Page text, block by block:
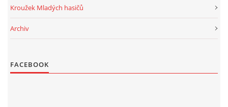
Kroužek Mladých hasičů
Archiv
FACEBOOK